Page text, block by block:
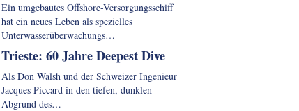
Ein umgebautes Offshore-Versorgungsschiff
hat ein neues Leben als spezielles
Unterwasserüberwachungs…
Trieste: 60 Jahre Deepest Dive
Als Don Walsh und der Schweizer Ingenieur
Jacques Piccard in den tiefen, dunklen
Abgrund des…